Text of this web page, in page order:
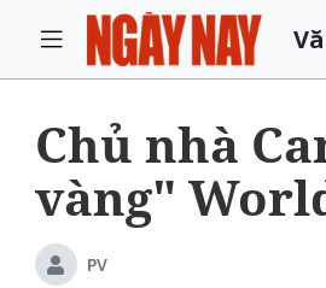
Chủ nhà
vàng"
PV